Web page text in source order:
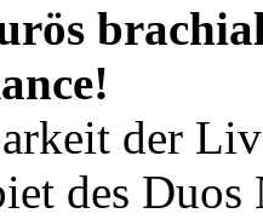
der
des